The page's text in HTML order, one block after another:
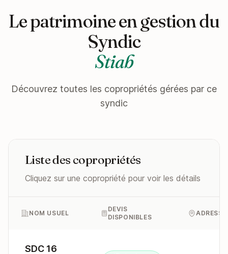
Le patrimoine en gestion du
Syndic
Stiab
Découvrez toutes les copropriétés gérées par ce
syndic
Liste des copropriétés
Cliquez sur une copropriété pour voir les détails
NOM USUEL
DEVIS
DISPONIBLES
ADRESSE
SDC 16